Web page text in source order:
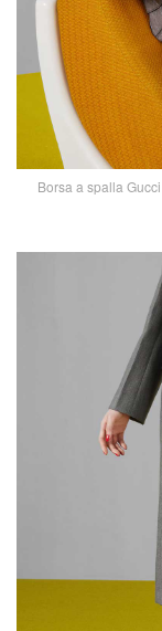
Borsa a spalla